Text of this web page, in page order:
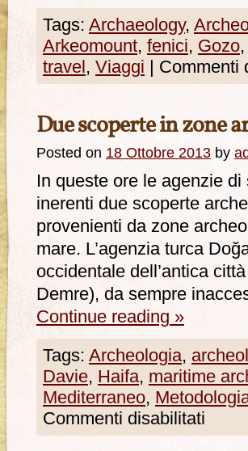
Tags: Archaeology,
Arkeomount, fenici, Gozo,
travel , Viaggi Commenti
Due scoperte in zone
Posted on 18 Ottobre 2013 by
In queste ore le agenzie
inerenti due scoperte
provenienti da zone
mare. L’agenzia turca
occidentale dell’antica
Demre), da sempre
Continue reading »
Tags: Archeologia,
Davie, Haifa, maritime
Mediterraneo,
Commenti disabilitati